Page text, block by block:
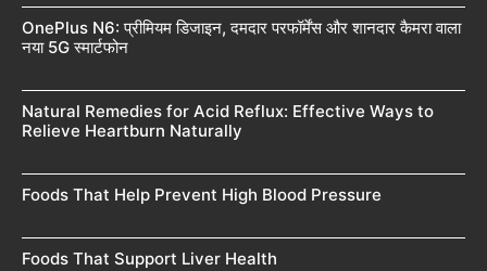
OnePlus N6: प्रीमियम डिजाइन, दमदार परफॉर्मेंस और शानदार कैमरा वाला
नया 5G स्मार्टफोन
Natural Remedies for Acid Reflux: Effective Ways to
Relieve Heartburn Naturally
Foods That Help Prevent High Blood Pressure
Foods That Support Liver Health